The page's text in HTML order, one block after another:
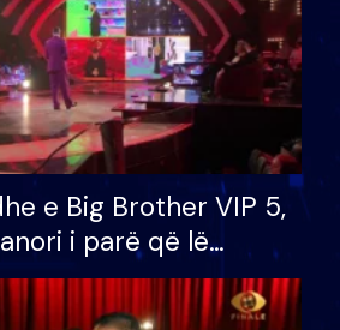
e Big Brother VIP 5,
i parë që lë
humb mundësinë për
e madh